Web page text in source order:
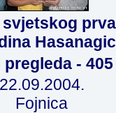
svjetskog
pregleda - 405
22.09.2004.
Fojnica